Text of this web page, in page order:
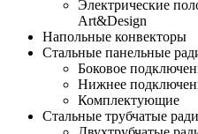
Электрические
Art&Design
Напольные конвекторы
Стальные панельные
Боковое
Нижнее
Комплектующие
Стальные трубчатые